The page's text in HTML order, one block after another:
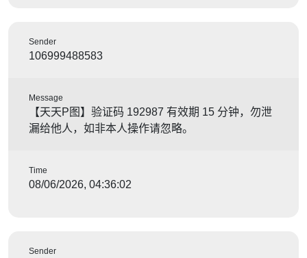
Sender
106999488583
Message
【天天P图】验证码 192987 有效期 15 分钟，勿泄
漏给他人，如非本人操作请忽略。
Time
08/06/2026, 04:36:02
Sender